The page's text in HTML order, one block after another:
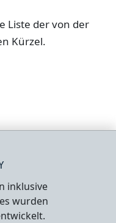
Liste der von der
Kürzel.
inklusive
wurden